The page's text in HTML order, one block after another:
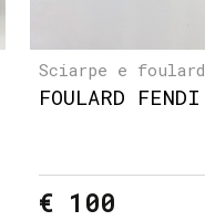
Sciarpe e foulard
FOULARD FENDI
€ 100